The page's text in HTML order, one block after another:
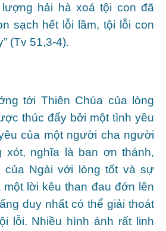
hải hà xoá tội con đã
sạch hết lỗi lầm, tội lỗi con
(Tv 51,3-4).
tới Thiên Chúa của lòng
thúc đẩy bởi một tình yêu
của một người cha người
xót, nghĩa là ban ơn thánh,
của Ngài với lòng tốt và sự
lời kêu than đau đớn lên
duy nhất có thể giải thoát
lỗi. Nhiều hình ảnh rất linh